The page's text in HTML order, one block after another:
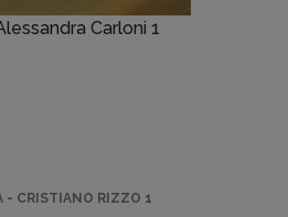
Carloni 1
- CRISTIANO RIZZO 1